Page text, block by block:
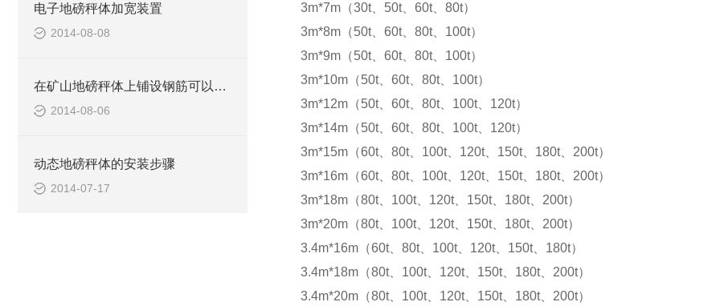
电子地磅秤体加宽装置
2014-08-08
在矿山地磅秤体上铺设钢筋可以防滑
2014-08-06
动态地磅秤体的安装步骤
2014-07-17
3m*7m（30t、50t、60t、80t）
3m*8m（50t、60t、80t、100t）
3m*9m（50t、60t、80t、100t）
3m*10m（50t、60t、80t、100t）
3m*12m（50t、60t、80t、100t、120t）
3m*14m（50t、60t、80t、100t、120t）
3m*15m（60t、80t、100t、120t、150t、180t、200t）
3m*16m（60t、80t、100t、120t、150t、180t、200t）
3m*18m（80t、100t、120t、150t、180t、200t）
3m*20m（80t、100t、120t、150t、180t、200t）
3.4m*16m（60t、80t、100t、120t、150t、180t）
3.4m*18m（80t、100t、120t、150t、180t、200t）
3.4m*20m（80t、100t、120t、150t、180t、200t）